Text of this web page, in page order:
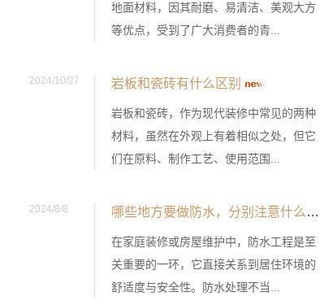
地面材料，因其耐磨、易清洁、美观大方
等优点，受到了广大消费者的青...
2024/10/27 岩板和瓷砖有什么区别
岩板和瓷砖，作为现代装修中常见的两种
材料，虽然在外观上有着相似之处，但它
们在原料、制作工艺、使用范围...
2024/8/8 哪些地方要做防水，分别注意什么
在家庭装修或房屋维护中，防水工程是至
关重要的一环，它直接关系到居住环境的
舒适度与安全性。防水处理不当...